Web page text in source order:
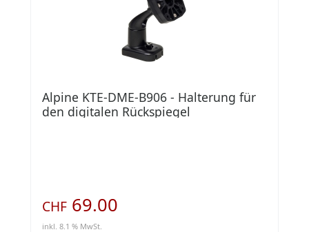
Alpine KTE-DME-B906 - Halterung für
den digitalen Rückspiegel
CHF 69.00
inkl. 8.1 % MwSt.